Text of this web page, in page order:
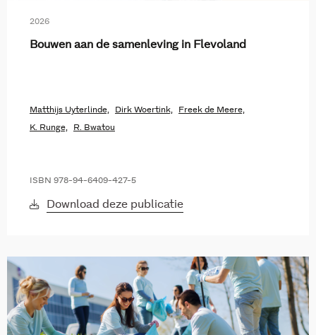
2026
Bouwen aan de samenleving in Flevoland
Matthijs Uyterlinde, Dirk Woertink, Freek de Meere,
K. Runge, R. Bwatou
ISBN 978-94-6409-427-5
Download deze publicatie